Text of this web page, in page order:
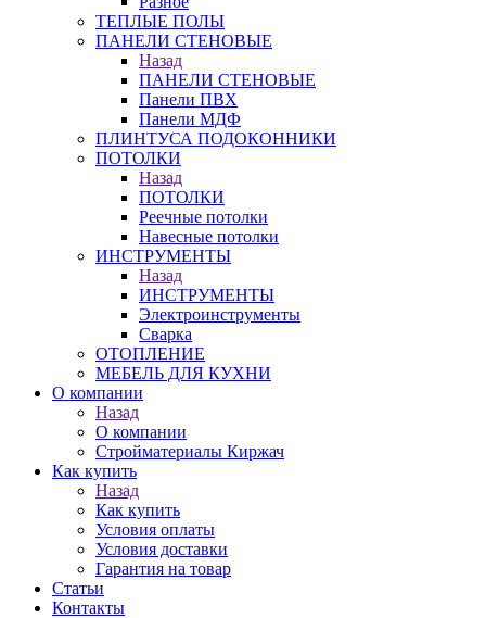
ТЕПЛЫЕ ПОЛЫ
ПАНЕЛИ СТЕНОВЫЕ
Назад
ПАНЕЛИ СТЕНОВЫЕ
Панели ПВХ
Панели МДФ
ПЛИНТУСА ПОДОКОННИКИ
ПОТОЛКИ
Назад
ПОТОЛКИ
Реечные потолки
Навесные потолки
ИНСТРУМЕНТЫ
Назад
ИНСТРУМЕНТЫ
Электроинструменты
Сварка
ОТОПЛЕНИЕ
МЕБЕЛЬ ДЛЯ КУХНИ
О компании
Назад
О компании
Стройматериалы Киржач
Как купить
Назад
Как купить
Условия оплаты
Условия доставки
Гарантия на товар
Статьи
Контакты